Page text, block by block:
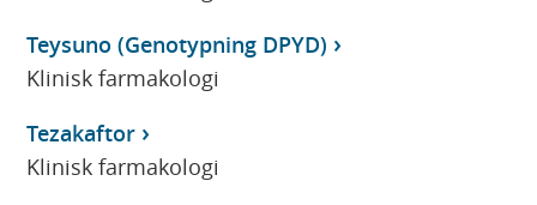
Teysuno (Genotypning DPYD)
Klinisk farmakologi
Tezakaftor
Klinisk farmakologi